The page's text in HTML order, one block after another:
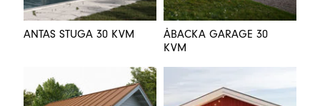
ANTAS STUGA 30 KVM
ÅBACKA GARAGE 30
KVM